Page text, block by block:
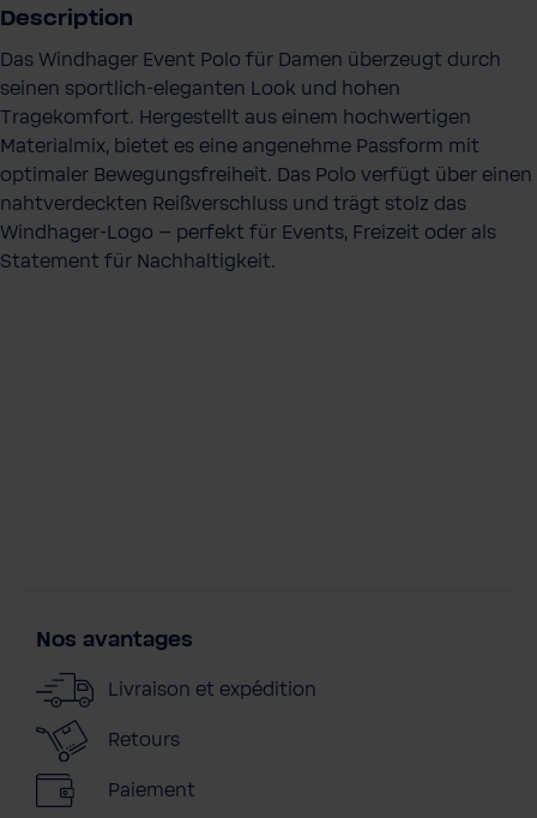
Description
Das Windhager Event Polo für Damen überzeugt durch
seinen sportlich-eleganten Look und hohen
Tragekomfort. Hergestellt aus einem hochwertigen
Materialmix, bietet es eine angenehme Passform mit
optimaler Bewegungsfreiheit. Das Polo verfügt über einen
nahtverdeckten Reißverschluss und trägt stolz das
Windhager-Logo – perfekt für Events, Freizeit oder als
Statement für Nachhaltigkeit.
Nos avantages
Livraison et expédition
Retours
Paiement